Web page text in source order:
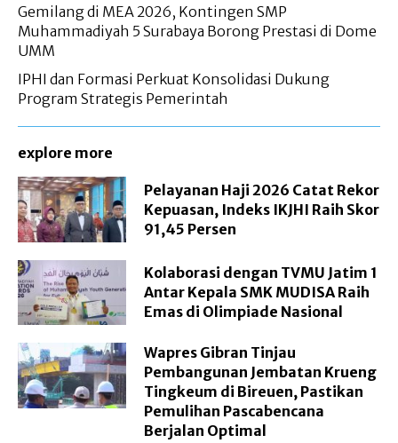
Gemilang di MEA 2026, Kontingen SMP
Muhammadiyah 5 Surabaya Borong Prestasi di Dome
UMM
IPHI dan Formasi Perkuat Konsolidasi Dukung
Program Strategis Pemerintah
explore more
Pelayanan Haji 2026 Catat Rekor
Kepuasan, Indeks IKJHI Raih Skor
91,45 Persen
Kolaborasi dengan TVMU Jatim 1
Antar Kepala SMK MUDISA Raih
Emas di Olimpiade Nasional
Wapres Gibran Tinjau
Pembangunan Jembatan Krueng
Tingkeum di Bireuen, Pastikan
Pemulihan Pascabencana
Berjalan Optimal